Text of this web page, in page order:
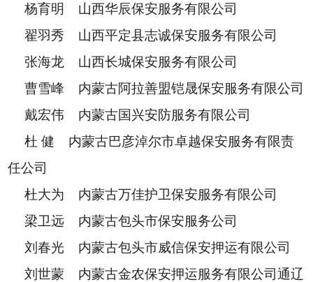
杨育明 山西华辰保安服务有限公司
翟羽秀 山西平定县志诚保安服务有限公司
张海龙 山西长城保安服务有限公司
曹雪峰 内蒙古阿拉善盟铠晟保安服务有限公司
戴宏伟 内蒙古国兴安防服务有限公司
杜 健 内蒙古巴彦淖尔市卓越保安服务有限责
任公司
杜大为 内蒙古万佳护卫保安服务有限公司
梁卫远 内蒙古包头市保安服务公司
刘春光 内蒙古包头市威信保安押运有限公司
刘世蒙 内蒙古金农保安押运服务有限公司通辽